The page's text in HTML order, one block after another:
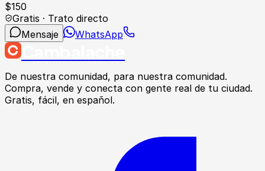
$150
Gratis · Trato directo
Mensaje
WhatsApp
De nuestra comunidad, para nuestra comunidad.
Compra, vende y conecta con gente real de tu ciudad.
Gratis, fácil, en español.